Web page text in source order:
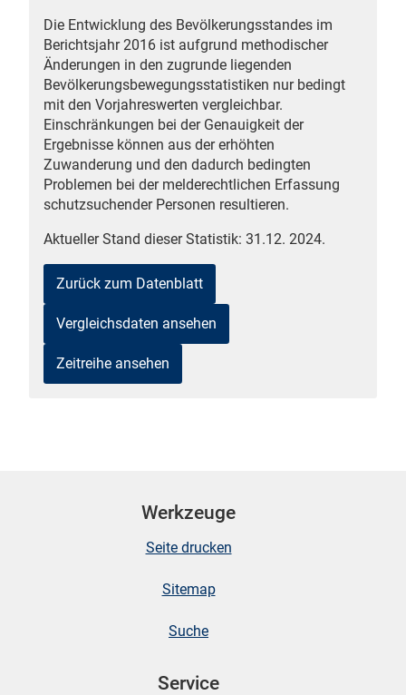
Die Entwicklung des Bevölkerungsstandes im
Berichtsjahr 2016 ist aufgrund methodischer
Änderungen in den zugrunde liegenden
Bevölkerungsbewegungsstatistiken nur bedingt
mit den Vorjahreswerten vergleichbar.
Einschränkungen bei der Genauigkeit der
Ergebnisse können aus der erhöhten
Zuwanderung und den dadurch bedingten
Problemen bei der melderechtlichen Erfassung
schutzsuchender Personen resultieren.
Aktueller Stand dieser Statistik: 31.12. 2024.
Zurück zum Datenblatt
Vergleichsdaten ansehen
Zeitreihe ansehen
Werkzeuge
Seite drucken
Sitemap
Suche
Service